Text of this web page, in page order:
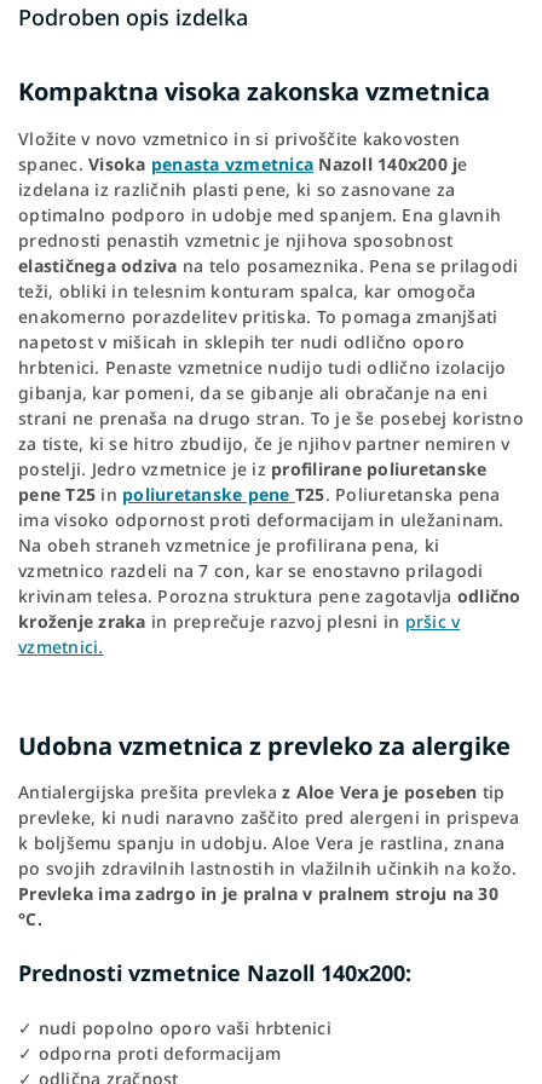
Podroben opis izdelka
Kompaktna visoka zakonska vzmetnica
Vložite v novo vzmetnico in si privoščite kakovosten
spanec. Visoka penasta vzmetnica Nazoll 140x200 je
izdelana iz različnih plasti pene, ki so zasnovane za
optimalno podporo in udobje med spanjem. Ena glavnih
prednosti penastih vzmetnic je njihova sposobnost
elastičnega odziva na telo posameznika. Pena se prilagodi
teži, obliki in telesnim konturam spalca, kar omogoča
enakomerno porazdelitev pritiska. To pomaga zmanjšati
napetost v mišicah in sklepih ter nudi odlično oporo
hrbtenici. Penaste vzmetnice nudijo tudi odlično izolacijo
gibanja, kar pomeni, da se gibanje ali obračanje na eni
strani ne prenaša na drugo stran. To je še posebej koristno
za tiste, ki se hitro zbudijo, če je njihov partner nemiren v
postelji. Jedro vzmetnice je iz profilirane poliuretanske
pene T25 in poliuretanske pene T25. Poliuretanska pena
ima visoko odpornost proti deformacijam in uležaninam.
Na obeh straneh vzmetnice je profilirana pena, ki
vzmetnico razdeli na 7 con, kar se enostavno prilagodi
krivinam telesa. Porozna struktura pene zagotavlja odlično
kroženje zraka in preprečuje razvoj plesni in pršic v
vzmetnici.
Udobna vzmetnica z prevleko za alergike
Antialergijska prešita prevleka z Aloe Vera je poseben tip
prevleke, ki nudi naravno zaščito pred alergeni in prispeva
k boljšemu spanju in udobju. Aloe Vera je rastlina, znana
po svojih zdravilnih lastnostih in vlažilnih učinkih na kožo.
Prevleka ima zadrgo in je pralna v pralnem stroju na 30
°C.
Prednosti vzmetnice Nazoll 140x200:
✓ nudi popolno oporo vaši hrbtenici
✓ odporna proti deformacijam
✓ odlična zračnost